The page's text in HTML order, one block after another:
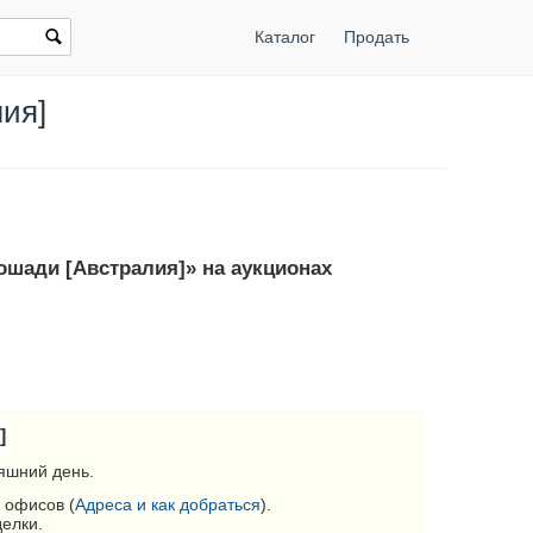
Каталог Продать
[Австралия]» на аукционах
день.
офисов (Адреса и как добраться).